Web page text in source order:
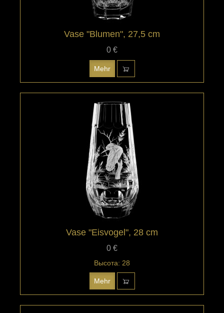
Vase "Blumen", 27,5 cm
0 €
Mehr
Vase "Eisvogel", 28 cm
0 €
Высота: 28
Mehr